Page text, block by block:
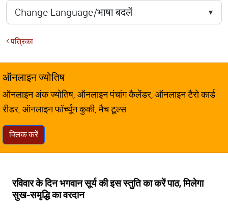
पत्रिका
ऑनलाइन ज्योतिष
ऑनलाइन अंक ज्योतिष, ऑनलाइन पंचांग कैलेंडर, ऑनलाइन टैरो कार्ड
रीडर, ऑनलाइन फॉर्च्यून कुकी, मैच टूल्स
क्लिक करें
रविवार के दिन भगवान सूर्य की इस स्तुति का करें पाठ, मिलेगा
सुख-समृद्धि का वरदान